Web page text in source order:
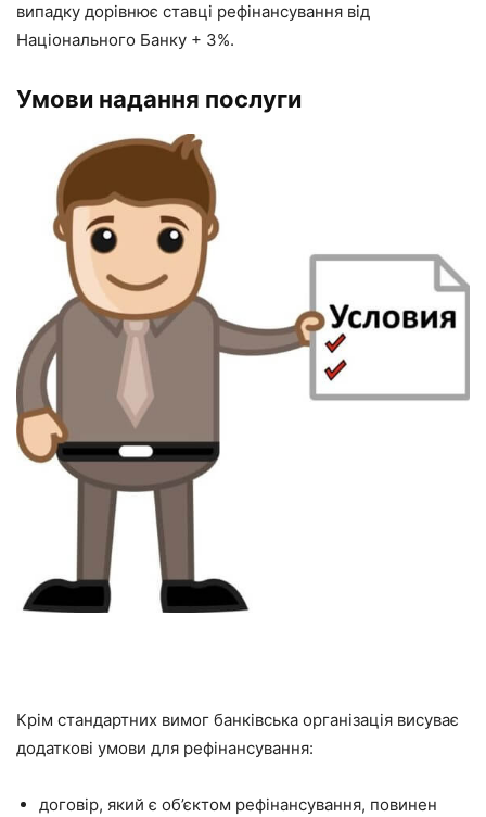
випадку дорівнює ставці рефінансування від
Національного Банку + 3%.
Умови надання послуги
Крім стандартних вимог банківська організація висуває
додаткові умови для рефінансування:
договір, який є об’єктом рефінансування, повинен